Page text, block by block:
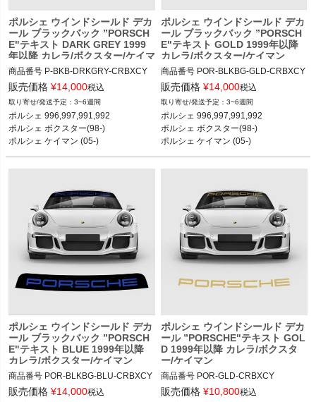
ポルシェ ウインドシールド デカ
ール ブラックバック ”PORSCH
E"テキスト DARK GREY 1999
年以降 カレラ/ボクスター/ケイマ
ン
商品番号 P-BKB-DRKGRY-CRBXCY
POR-BLKBG-DRKGRY-CRBXCY
12ADS SKU: 無
販売価格 ¥14,000税込
3~6週間
ポルシェ 996,997,991,992
ポルシェ ボクスター(98-)
ポルシェ ケイマン (05-)
ポルシェ ウインドシールド デカ
ール ブラックバック ”PORSCH
E"テキスト GOLD 1999年以降
カレラ/ボクスター/ケイマン
商品番号 POR-BLKBG-GLD-CRBXCY
POR-BLKBG-GLD-CRBXCY
12ADS SKU: 無
販売価格 ¥14,000税込
3~6週間
ポルシェ 996,997,991,992
ポルシェ ボクスター(98-)
ポルシェ ケイマン (05-)
ポルシェ ウインドシールド デカ
ール ブラックバック ”PORSCH
E"テキスト BLUE 1999年以降
カレラ/ボクスター/ケイマン
商品番号 POR-BLKBG-BLU-CRBXCY
POR-BLKBG-BLU-CRBXCY
販売価格 ¥14,000税込
ポルシェ ウインドシールド デカ
ール ”PORSCHE"テキスト GOL
D 1999年以降 カレラ/ボクスタ
ー/ケイマン
商品番号 POR-GLD-CRBXCY
POR-GLD-CRBXCY
販売価格 ¥10,800税込